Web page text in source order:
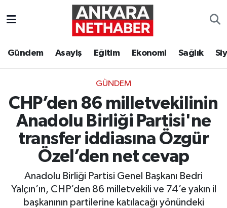
Gündem Asayiş Eğitim Ekonomi Sağlık
GÜNDEM
CHP’den 86 milletvekilinin
Anadolu Birliği Partisi'ne
transfer iddiasına Özgür
Özel’den net cevap
Anadolu Birliği Partisi Genel Başkanı Bedri
Yalçın’ın, CHP’den 86 milletvekili ve 74’e yakın il
başkanının partilerine katılacağı yönündeki
Ekonomi
Gündem
Resmi İlanlar
Ankara Hava Durumu
Tüm Manşetler
Son Dakika Haberleri